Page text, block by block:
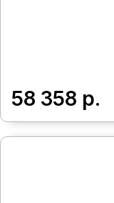
58 358 р.